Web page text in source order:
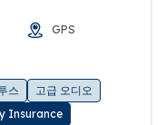
GPS
스
고급 오디오
Insurance